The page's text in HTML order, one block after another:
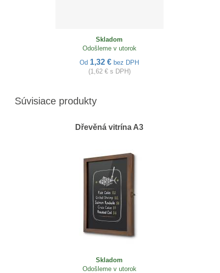
Skladom
Odošleme v utorok
Od 1,32 € bez DPH
(1,62 € s DPH)
Súvisiace produkty
Dřevěná vitrína A3
Skladom
Odošleme v utorok